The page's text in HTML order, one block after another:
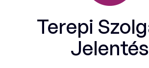
Terepi
Jelentés